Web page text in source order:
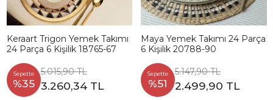
Keraart Trigon Yemek Takımı
24 Parça 6 Kişilik 18765-67
Sepette
%35
5.015,90 TL
3.260,34 TL
Maya Yemek Takımı 24 Parça
6 Kişilik 20788-90
Sepette
%51
5.147,90 TL
2.499,90 TL